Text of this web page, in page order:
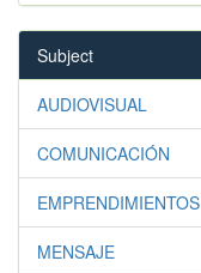
Subject
AUDIOVISUAL
COMUNICACIÓN
EMPRENDIMIENTOS
MENSAJE